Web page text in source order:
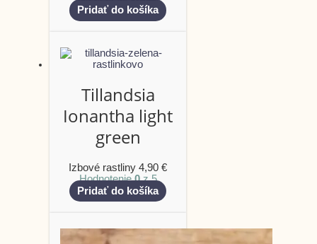
Pridať do košíka
Tillandsia
Ionantha light
green
Izbové rastliny4,90€
Hodnotenie0z 5
Pridať do košíka